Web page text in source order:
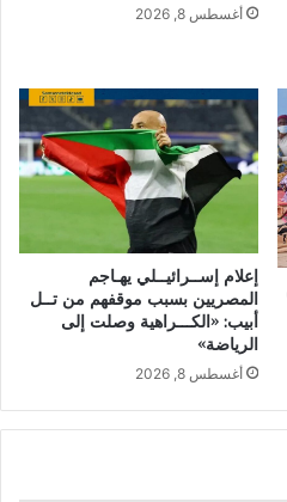
أغسطس 8, 2026
إعلام إســرائيــلي يهـاجم
المصريين بسبب موقفهم من تــل
أبيب: «الكـــراهية وصلت إلى
الرياضة»
أغسطس 8, 2026